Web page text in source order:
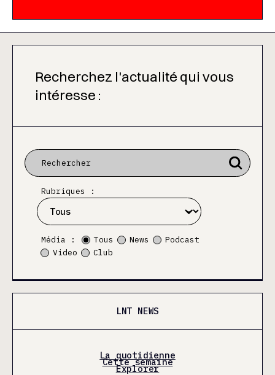
Recherchez l'actualité qui vous
intéresse :
Rubriques :
Média : Tous News
Podcast
Video
Club
LNT NEWS
La quotidienne
Cette semaine
Explorer